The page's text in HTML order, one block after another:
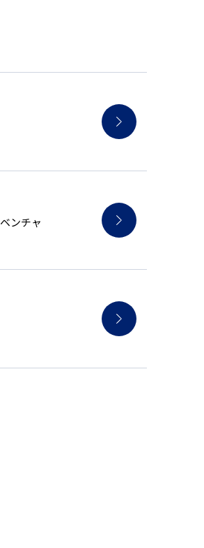
ンチャ